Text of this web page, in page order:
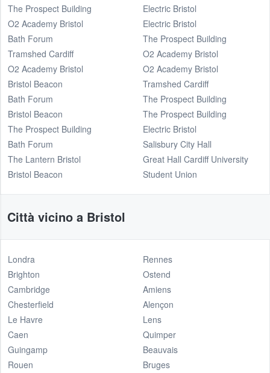
The Prospect Building
O2 Academy Bristol
Bath Forum
Tramshed Cardiff
O2 Academy Bristol
Bristol Beacon
Bath Forum
Bristol Beacon
The Prospect Building
Bath Forum
The Lantern Bristol
Bristol Beacon
Electric Bristol
Electric Bristol
The Prospect Building
O2 Academy Bristol
O2 Academy Bristol
Tramshed Cardiff
The Prospect Building
The Prospect Building
Electric Bristol
Salisbury City Hall
Great Hall Cardiff University
Student Union
Città vicino a Bristol
Londra
Brighton
Cambridge
Chesterfield
Le Havre
Caen
Guingamp
Rouen
Rennes
Ostend
Amiens
Alençon
Lens
Quimper
Beauvais
Bruges